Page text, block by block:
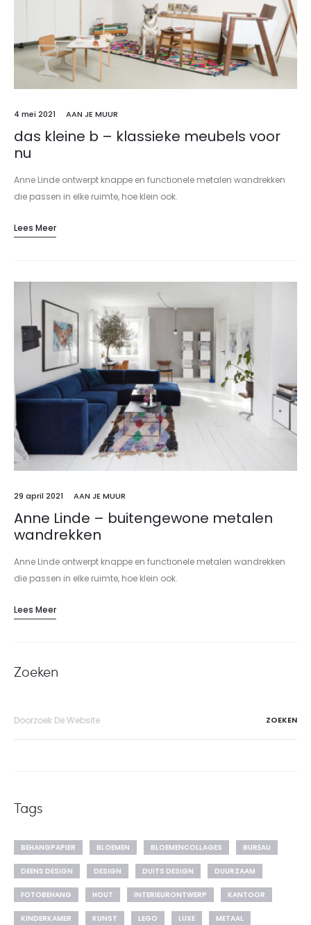
4 mei 2021 AAN JE MUUR
das kleine b – klassieke meubels voor
nu
Anne Linde ontwerpt knappe en functionele metalen wandrekken
die passen in elke ruimte, hoe klein ook.
Lees Meer
29 april 2021 AAN JE MUUR
Anne Linde – buitengewone metalen
wandrekken
Anne Linde ontwerpt knappe en functionele metalen wandrekken
die passen in elke ruimte, hoe klein ook.
Lees Meer
Zoeken
Tags
BEHANGPAPIER BLOEMEN BLOEMENCOLLAGES BUREAU
DEENS DESIGN DESIGN DUITS DESIGN DUURZAAM
FOTOBEHANG HOUT INTERIEURONTWERP KANTOOR
KINDERKAMER KUNST LEGO LUXE METAAL